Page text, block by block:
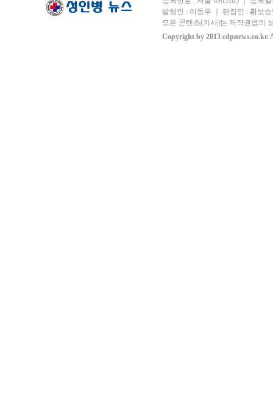
발행인 : 이동우 ｜ 편집인 : 황보
모든 콘텐츠(기사)는 저작권법의
Copyright by 2013 cdpnews.co.kr.